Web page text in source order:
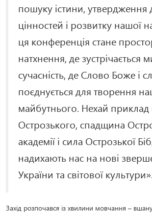
пошуку істини, утвердження
цінностей і розвитку нашої
ця конференція стане
натхнення, де зустрічається
сучасність, де Слово Боже і
поєднується для творення
майбутнього. Нехай приклад
Острозького, спадщина
академії і сила Острозької
надихають нас на нові
України та світової
Захід розпочався із хвилини мовчання –